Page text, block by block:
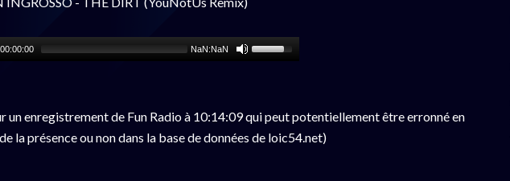
00:00:00 NaN:NaN
un enregistrement de Fun Radio à 10:14:09 qui peut potentiellement être erronné en
la présence ou non dans la base de données de loic54.net)